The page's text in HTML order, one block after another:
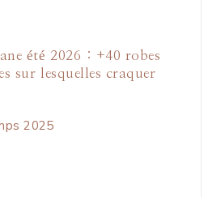
été 2026 : +40 robes
sur lesquelles craquer